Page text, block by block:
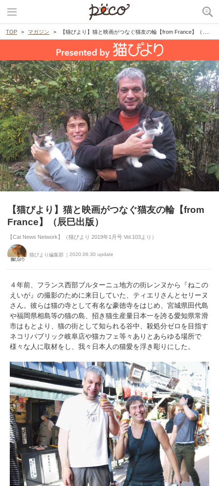
TOP マガジン 【猫びより】猫と映画がつなぐ猫友の輪【from France】（辰巳出版）
【猫びより】猫と映画がつなぐ猫友の輪【from
France】（辰巳出版）
【Cat News Network】（猫びより 2019年1月号 Vol.103より）
猫びより編集部 2020.06.30 update
４年前、フランス西部ブルターニュ地方の街レンヌから『ねこの
えいが』の撮影のために来日していた、ティエリさんとセリーヌ
さん。彼らは猫の寺として有名な豪徳寺をはじめ、宮城県田代島
や福岡県相島等の猫の島、招き猫生産量日本一を誇る愛知県常滑
市はもとより、猫の街として知られる谷中、殺処分ゼロを目指す
ネコリパブリック岐阜店や猫カフェ等々ありとあらゆる場所で
様々な人に取材をし、我々日本人の猫愛を浮き彫りにした。